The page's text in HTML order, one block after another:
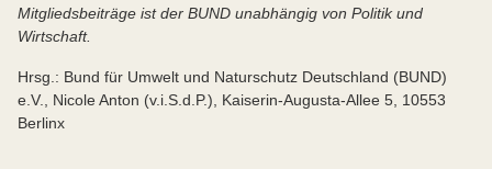
Mitgliedsbeiträge ist der BUND unabhängig von Politik und
Wirtschaft.
Hrsg.: Bund für Umwelt und Naturschutz Deutschland (BUND)
e.V., Nicole Anton (v.i.S.d.P.), Kaiserin-Augusta-Allee 5, 10553
Berlinx